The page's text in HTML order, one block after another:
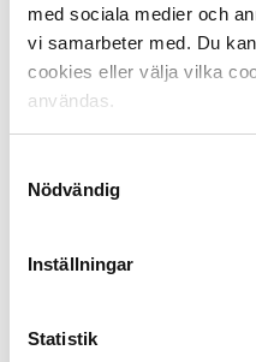
med sociala medier och
vi samarbeter med. Du
cookies eller välja vilka
användas.
Nödvändig
Inställningar
Statistik
IK Oddevold – Varbergs
Landskrona BoIS –
Måndag 23 juni:
Omgång 14:
Örgryte IS – Helsingborgs